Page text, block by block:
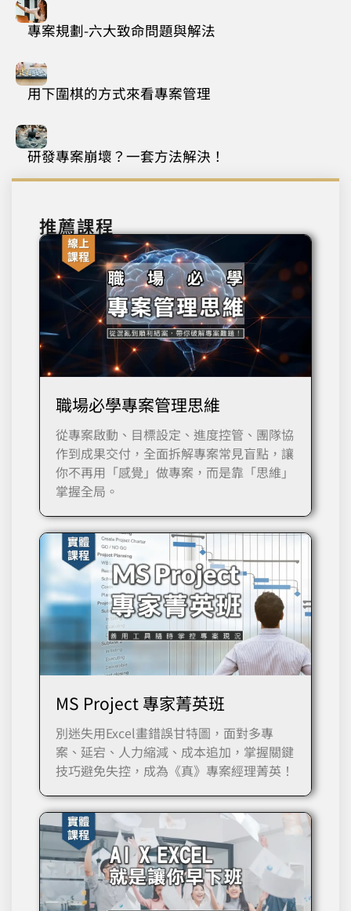
專案規劃-六大致命問題與解法
用下圍棋的方式來看專案管理
研發專案崩壞？一套方法解決！
推薦課程
職場必學專案管理思維
從專案啟動、目標設定、進度控管、團隊協
作到成果交付，全面拆解專案常見盲點，讓
你不再用「感覺」做專案，而是靠「思維」
掌握全局。
MS Project 專家菁英班
別迷失用Excel畫錯誤甘特圖，面對多專
案、延宕、人力縮減、成本追加，掌握關鍵
技巧避免失控，成為《真》專案經理菁英！